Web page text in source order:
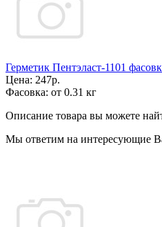
Герметик Пентэласт-1101
Цена: 247р.
Фасовка: от 0.31 кг
Описание товара вы можете
Мы ответим на интересующие